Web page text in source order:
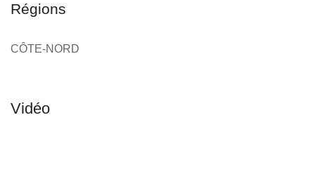
Régions
CÔTE-NORD